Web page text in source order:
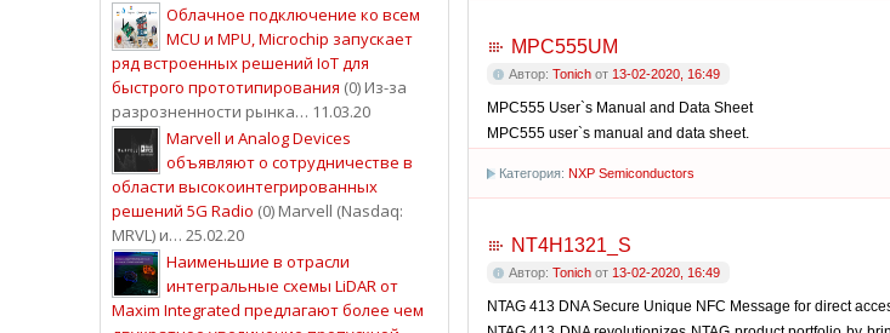
Облачное подключение ко всем
MCU и MPU, Microchip запускает
ряд встроенных решений IoT для
быстрого прототипирования (0) Из-за
разрозненности рынка… 11.03.20
Marvell и Analog Devices
объявляют о сотрудничестве в
области высокоинтегрированных
решений 5G Radio (0) Marvell (Nasdaq:
MRVL) и… 25.02.20
Наименьшие в отрасли
интегральные схемы LiDAR от
Maxim Integrated предлагают более чем
MPC555UM
Автор: Tonichот 13-02-2020, 16:49
MPC555 User`s Manual and Data Sheet
MPC555 user`s manual and data sheet.
Категория: NXP Semiconductors
NT4H1321_S
Автор: Tonichот 13-02-2020, 16:49
NTAG 413 DNA Secure Unique NFC Message for direct